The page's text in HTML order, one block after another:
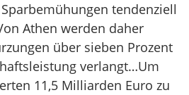
tendenziell
Athen werden daher
über sieben Prozent
verlangt…Um
11,5 Milliarden Euro zu